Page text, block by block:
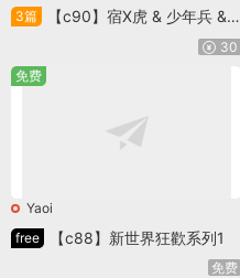
3篇
【c90】宿X虎 & 少年兵 & P
30
Yaoi
free
【c88】新世界狂歡系列1
免费
免费